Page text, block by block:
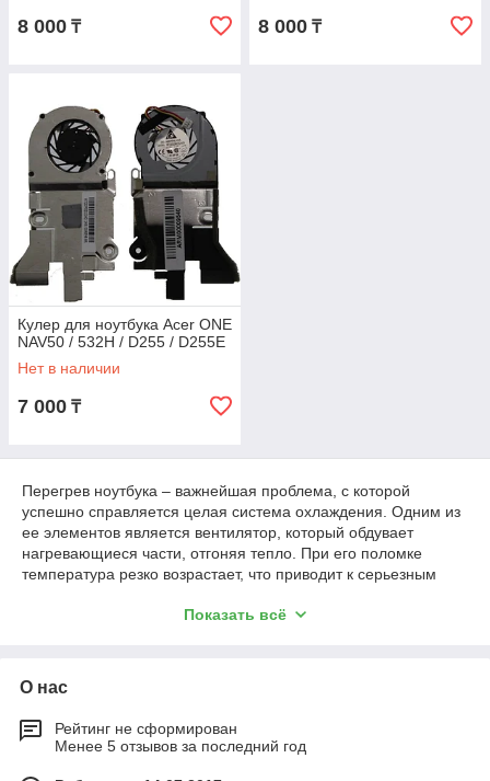
8 000 ₸ 8 000 ₸
Кулер для ноутбука Acer ONE
NAV50 / 532H / D255 / D255E
Нет в наличии
7 000 ₸
Перегрев ноутбука – важнейшая проблема, с которой
успешно справляется целая система охлаждения. Одним из
ее элементов является вентилятор, который обдувает
нагревающиеся части, отгоняя тепло. При его поломке
температура резко возрастает, что приводит к серьезным
поломке одного приобретается новый.
Где купить вентилятор?
комплектующие для восстановления полноценной работы
ноутбуков ACER. Мы предлагаем:
Показать всё
О нас
Рейтинг не сформирован
Менее 5 отзывов за последний год